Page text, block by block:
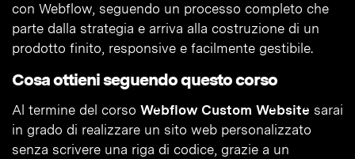
con Webflow, seguendo un processo completo che
parte dalla strategia e arriva alla costruzione di un
prodotto finito, responsive e facilmente gestibile.
Cosa ottieni seguendo questo corso
Al termine del corso Webflow Custom Website sarai
in grado di realizzare un sito web personalizzato
senza scrivere una riga di codice, grazie a un